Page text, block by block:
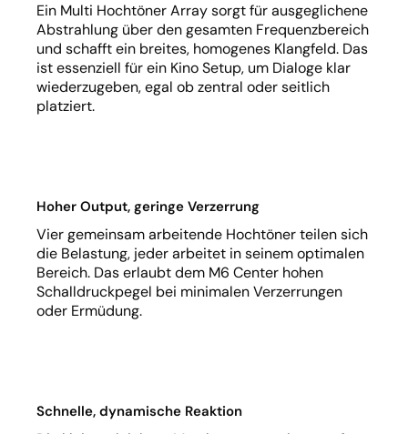
Ein Multi Hochtöner Array sorgt für ausgeglichene
Abstrahlung über den gesamten Frequenzbereich
und schafft ein breites, homogenes Klangfeld. Das
ist essenziell für ein Kino Setup, um Dialoge klar
wiederzugeben, egal ob zentral oder seitlich
platziert.
Hoher Output, geringe Verzerrung
Vier gemeinsam arbeitende Hochtöner teilen sich
die Belastung, jeder arbeitet in seinem optimalen
Bereich. Das erlaubt dem M6 Center hohen
Schalldruckpegel bei minimalen Verzerrungen
oder Ermüdung.
Schnelle, dynamische Reaktion